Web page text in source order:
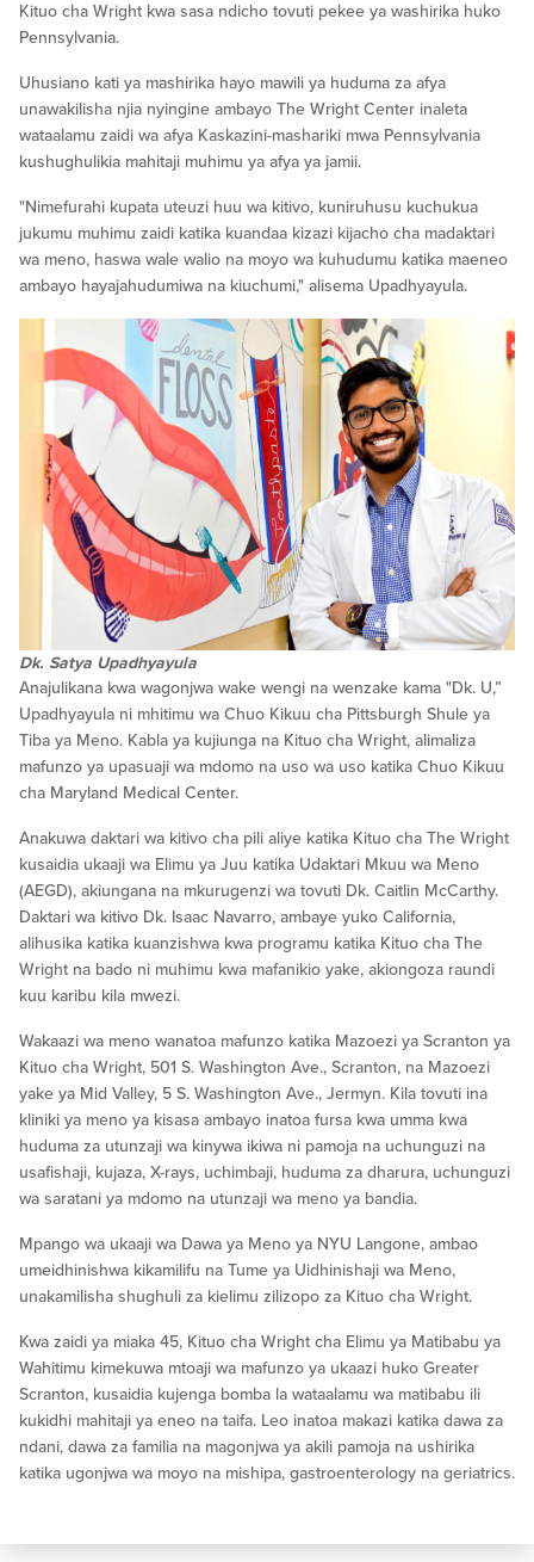
Kituo cha Wright kwa sasa ndicho tovuti pekee ya washirika huko
Pennsylvania.
Uhusiano kati ya mashirika hayo mawili ya huduma za afya
unawakilisha njia nyingine ambayo The Wright Center inaleta
wataalamu zaidi wa afya Kaskazini-mashariki mwa Pennsylvania
kushughulikia mahitaji muhimu ya afya ya jamii.
"Nimefurahi kupata uteuzi huu wa kitivo, kuniruhusu kuchukua
jukumu muhimu zaidi katika kuandaa kizazi kijacho cha madaktari
wa meno, haswa wale walio na moyo wa kuhudumu katika maeneo
ambayo hayajahudumiwa na kiuchumi," alisema Upadhyayula.
Dk. Satya Upadhyayula
Anajulikana kwa wagonjwa wake wengi na wenzake kama "Dk. U,”
Upadhyayula ni mhitimu wa Chuo Kikuu cha Pittsburgh Shule ya
Tiba ya Meno. Kabla ya kujiunga na Kituo cha Wright, alimaliza
mafunzo ya upasuaji wa mdomo na uso wa uso katika Chuo Kikuu
cha Maryland Medical Center.
Anakuwa daktari wa kitivo cha pili aliye katika Kituo cha The Wright
kusaidia ukaaji wa Elimu ya Juu katika Udaktari Mkuu wa Meno
(AEGD), akiungana na mkurugenzi wa tovuti Dk. Caitlin McCarthy.
Daktari wa kitivo Dk. Isaac Navarro, ambaye yuko California,
alihusika katika kuanzishwa kwa programu katika Kituo cha The
Wright na bado ni muhimu kwa mafanikio yake, akiongoza raundi
kuu karibu kila mwezi.
Wakaazi wa meno wanatoa mafunzo katika Mazoezi ya Scranton ya
Kituo cha Wright, 501 S. Washington Ave., Scranton, na Mazoezi
yake ya Mid Valley, 5 S. Washington Ave., Jermyn. Kila tovuti ina
kliniki ya meno ya kisasa ambayo inatoa fursa kwa umma kwa
huduma za utunzaji wa kinywa ikiwa ni pamoja na uchunguzi na
usafishaji, kujaza, X-rays, uchimbaji, huduma za dharura, uchunguzi
wa saratani ya mdomo na utunzaji wa meno ya bandia.
Mpango wa ukaaji wa Dawa ya Meno ya NYU Langone, ambao
umeidhinishwa kikamilifu na Tume ya Uidhinishaji wa Meno,
unakamilisha shughuli za kielimu zilizopo za Kituo cha Wright.
Kwa zaidi ya miaka 45, Kituo cha Wright cha Elimu ya Matibabu ya
Wahitimu kimekuwa mtoaji wa mafunzo ya ukaazi huko Greater
Scranton, kusaidia kujenga bomba la wataalamu wa matibabu ili
kukidhi mahitaji ya eneo na taifa. Leo inatoa makazi katika dawa za
ndani, dawa za familia na magonjwa ya akili pamoja na ushirika
katika ugonjwa wa moyo na mishipa, gastroenterology na geriatrics.